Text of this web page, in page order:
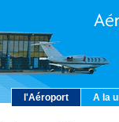
l'Aéroport A la